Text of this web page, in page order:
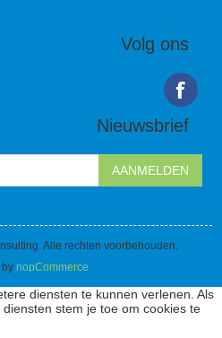
Volg ons
Nieuwsbrief
Alle rechten voorbehouden.
by nopCommerce
diensten te kunnen verlenen. Als
stem je toe om cookies te